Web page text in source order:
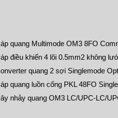
quang Multimode OM3 8FO
điều khiển 4 lõi 0.5mm2 không
quang 2 sợi Singlemode
quang luồn cống PKL 48FO
nhảy quang OM3 LC/UPC-LC/